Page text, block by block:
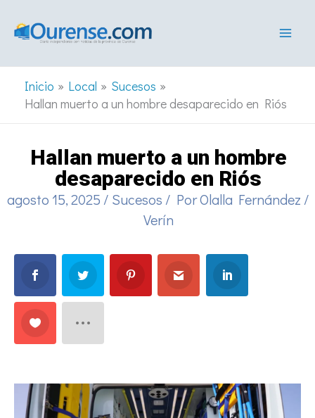
Inicio Local
Sucesos
Hallan muerto a un hombre desaparecido en Riós
Hallan muerto a un hombre
desaparecido en Riós
agosto 15, 2025 / Sucesos / PorOlalla Fernández /
Verín